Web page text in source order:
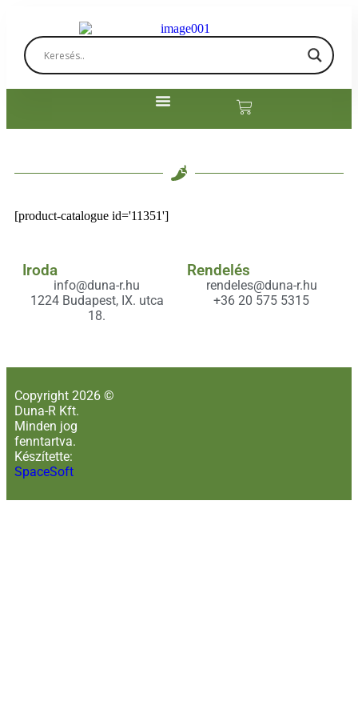
[product-catalogue id='11351']
Iroda
info@duna-r.hu
1224 Budapest, IX. utca
18.
Rendelés
rendeles@duna-r.hu
+36 20 575 5315
Copyright 2026 ©
Duna-R Kft.
Minden jog
fenntartva.
Készítette:
SpaceSoft